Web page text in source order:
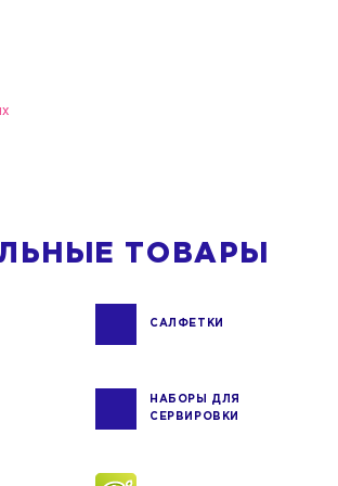
ТОВАРЫ
САЛФЕТКИ
НАБОРЫ ДЛЯ
СЕРВИРОВКИ